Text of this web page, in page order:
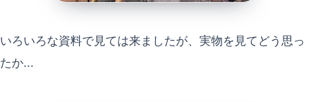
いろいろな資料で見ては来ましたが、実物を見てどう思っ
たか...